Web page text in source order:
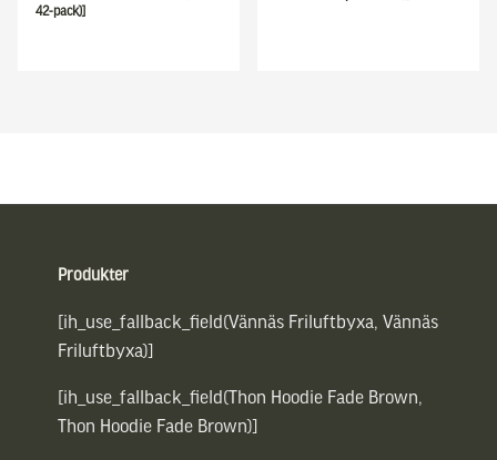
42-pack)]
Produkter
[ih_use_fallback_field(Vännäs Friluftbyxa, Vännäs
Friluftbyxa)]
[ih_use_fallback_field(Thon Hoodie Fade Brown,
Thon Hoodie Fade Brown)]